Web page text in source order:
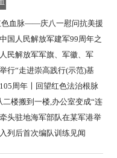
色血脉——庆八一慰问抗美援
人民解放军建军99周年之
民解放军军旗、军徽、军
行“走进崇高践行(示范)基
周年〡回望红色法治根脉
楼搬到一楼,办公室变成“连
头驻地海军部队在某军港举
列后首次编队训练见闻